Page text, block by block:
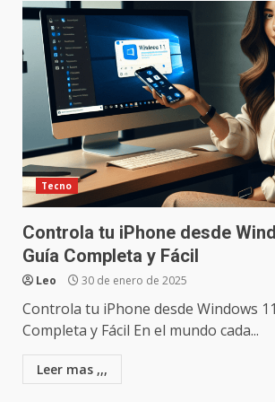
Tecno
Controla tu iPhone desde
Guía Completa y Fácil
Leo 30 de enero de 2025
Controla tu iPhone desde Windows
Completa y Fácil En el mundo cada...
Leer mas ,,,